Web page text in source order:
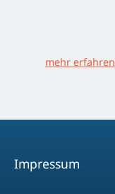
mehr erfahren
Impressum